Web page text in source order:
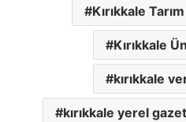
Kırıkkale
Kırıkkale
kırıkkale
kırıkkale yerel